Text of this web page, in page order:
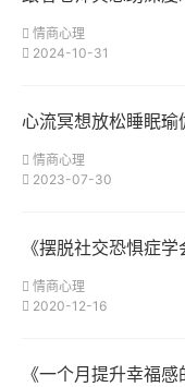
情商心理
2024-10-31
心流冥想放松睡眠
情商心理
2023-07-30
《摆脱社交恐惧症
情商心理
2020-12-16
《一个月提升幸福感